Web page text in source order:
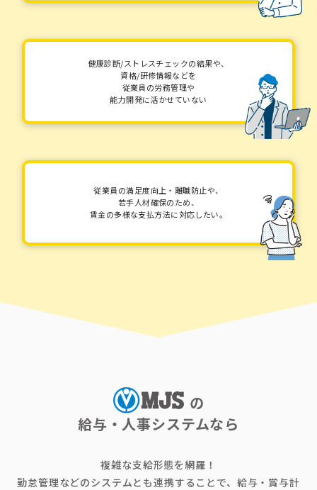
健康診断/ストレスチェックの結果や、
資格/研修情報などを
従業員の労務管理や
能力開発に活かせていない
従業員の満足度向上・離職防止や、
若手人材確保のため、
賃金の多様な支払方法に対応したい。
の
給与・人事システムなら
複雑な支給形態を網羅！
勤怠管理などのシステムとも連携することで、給与・賞与計